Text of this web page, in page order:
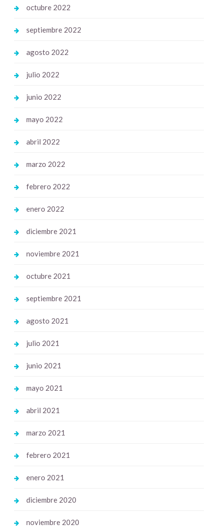
octubre 2022
septiembre 2022
agosto 2022
julio 2022
junio 2022
mayo 2022
abril 2022
marzo 2022
febrero 2022
enero 2022
diciembre 2021
noviembre 2021
octubre 2021
septiembre 2021
agosto 2021
julio 2021
junio 2021
mayo 2021
abril 2021
marzo 2021
febrero 2021
enero 2021
diciembre 2020
noviembre 2020